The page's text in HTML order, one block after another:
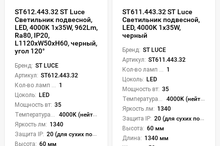
ST612.443.32 ST Luce
Светильник подвесной,
LED, 4000K 1х35W, 962Lm,
Ra80, IP20,
L1120xW50xH60, черный,
угол 120°
Бренд: ST LUCE
Артикул: ST612.443.32
1
Цоколь: LED
Мощность вт: 35
4000K (нейтральный)
Яркость лм: 1340
Защита IP: 20 (для сухих пом.)
Высота: 60 мм
ST611.443.32 ST Luce
Светильник подвесной,
LED, 4000K 1х35W,
черный
Бренд: ST LUCE
Артикул: ST611.443.32
1
Цоколь: LED
Мощность вт: 35
4000K (нейтральный)
Яркость лм: 1340
Защита IP: 20 (для сухих пом.)
Высота: 60 мм
Длина: 1340 мм